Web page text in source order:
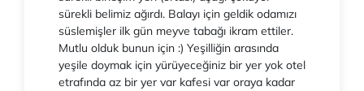
sürekli belimiz ağırdı. Balayı için geldik odamızı
süslemişler ilk gün meyve tabağı ikram ettiler.
Mutlu olduk bunun için :) Yeşilliğin arasında
yeşile doymak için yürüyeceğiniz bir yer yok otel
etrafında az bir yer var kafesi var oraya kadar